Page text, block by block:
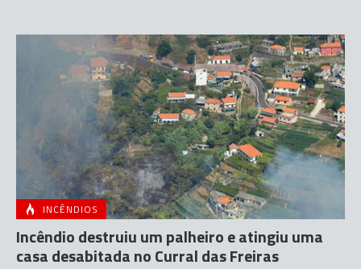
INCÊNDIOS
Incêndio destruiu um palheiro e atingiu uma
casa desabitada no Curral das Freiras